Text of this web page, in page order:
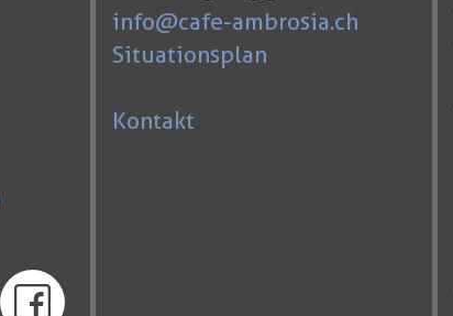
info@cafe-ambrosia.ch
Situationsplan
Kontakt